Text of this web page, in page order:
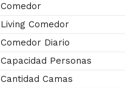
Comedor
Living Comedor
Comedor Diario
Capacidad Personas
Cantidad Camas